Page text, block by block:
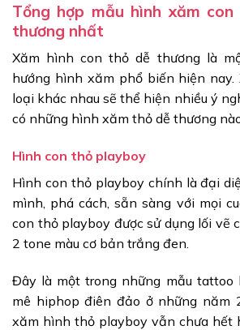
Tổng hợp mẫu hình xăm
thương nhất
Xăm hình con thỏ dễ thương là
hướng hình xăm phổ biến hiện
loại khác nhau sẽ thể hiện nhiều ý
có những hình xăm thỏ dễ thương
Hình con thỏ playboy
Hình con thỏ playboy chính là đại
mình, phá cách, sẵn sàng với mọi
con thỏ playboy được sử dụng lối vẽ
2 tone màu cơ bản trắng đen.
Đây là một trong những mẫu tattoo
mê hiphop điên đảo ở những năm
xăm hình thỏ playboy vẫn chưa hết